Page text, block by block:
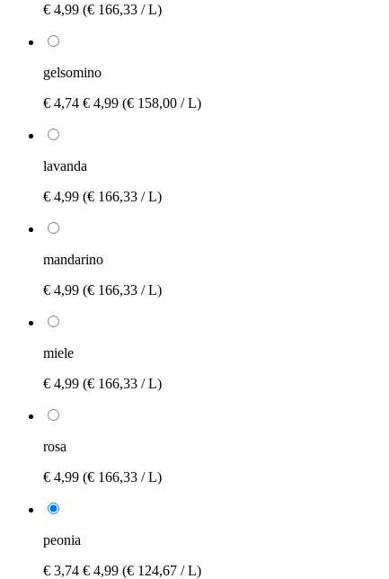
€ 4,99 (€ 166,33 / L)
gelsomino
€ 4,74 € 4,99 (€ 158,00 / L)
lavanda
€ 4,99 (€ 166,33 / L)
mandarino
€ 4,99 (€ 166,33 / L)
miele
€ 4,99 (€ 166,33 / L)
rosa
€ 4,99 (€ 166,33 / L)
peonia
€ 3,74 € 4,99 (€ 124,67 / L)